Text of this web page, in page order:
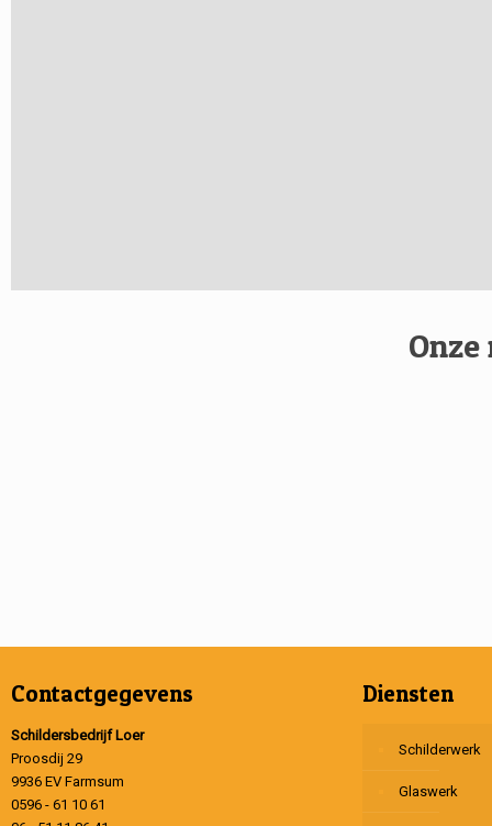
Contactgegevens
Schildersbedrijf Loer
Proosdij 29
9936 EV Farmsum
0596 - 61 10 61
Diensten
Schilderwerk
Glaswerk